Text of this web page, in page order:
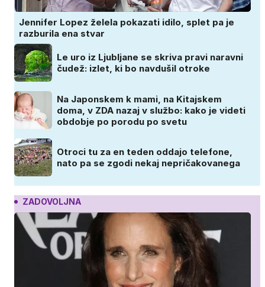
Jennifer Lopez želela pokazati idilo, splet pa je
razburila ena stvar
Le uro iz Ljubljane se skriva pravi naravni
čudež: izlet, ki bo navdušil otroke
Na Japonskem k mami, na Kitajskem
doma, v ZDA nazaj v službo: kako je videti
obdobje po porodu po svetu
Otroci tu za en teden oddajo telefone,
nato pa se zgodi nekaj nepričakovanega
ZADOVOLJNA